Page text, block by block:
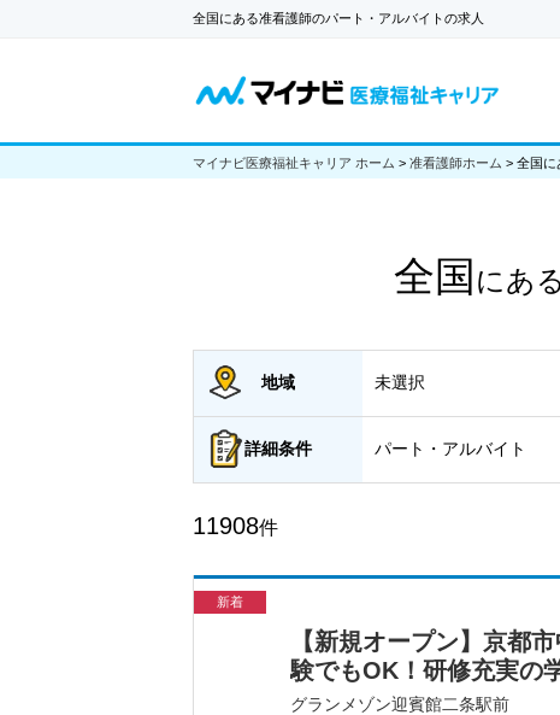
全国にある准看護師のパート・アルバイトの求人
マイナビ医療福祉キャリア ホーム > 准看護師ホーム > 全国に
全国 にある
地域 未選択
詳細条件 パート・アルバイト
11908件
新着
【新規オープン】京都
験でもOK！研修充実の
グランメゾン迎賓館二条駅前